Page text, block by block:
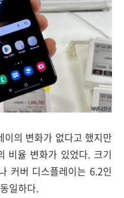
의 변화가 없다고 했지만
비율 변화가 있었다. 크기
커버 디스플레이는 6.2인
일하다.